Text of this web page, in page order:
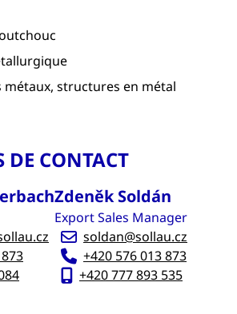
métaux, structures en métal
DE CONTACT
Zdeněk Soldán
Export Sales Manager
soldan@sollau.cz
+420 576 013 873
+420 777 893 535